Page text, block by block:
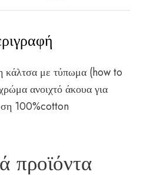
κάλτσα με τύπωμα (how to
ανοιχτό άκουα για
100%cotton
προϊόντα